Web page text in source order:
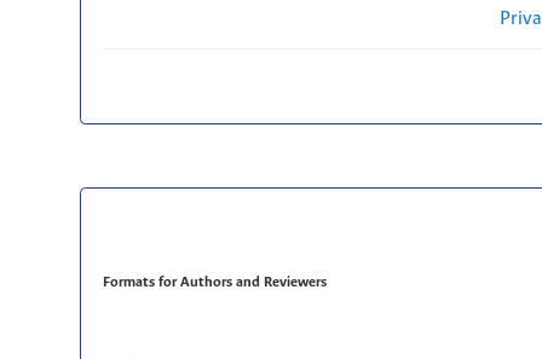
Formats for Authors and Reviewers